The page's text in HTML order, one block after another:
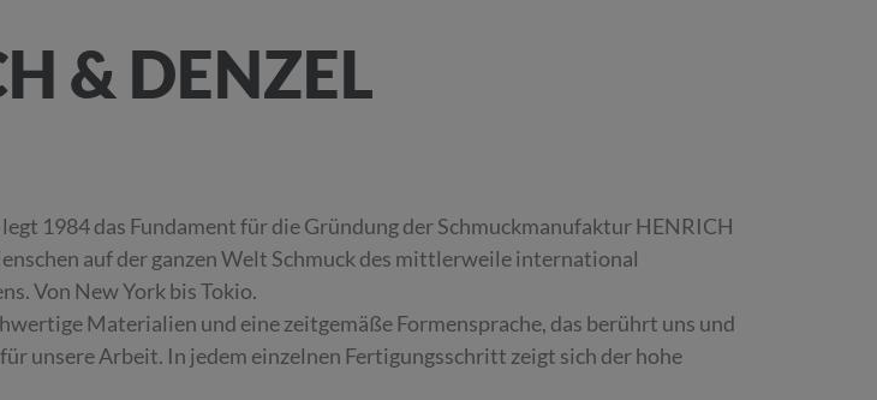
& DENZEL
1984 das Fundament für die Gründung der Schmuckmanufaktur HENRICH
auf der ganzen Welt Schmuck des mittlerweile international
Von New York bis Tokio.
Materialien und eine zeitgemäße Formensprache, das berührt uns und
unsere Arbeit. In jedem einzelnen Fertigungsschritt zeigt sich der hohe